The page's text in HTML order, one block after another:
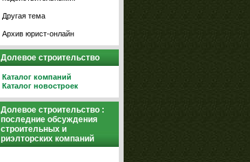
Другая тема
Архив юрист-онлайн
Долевое строительство
Каталог компаний
Каталог новостроек
Долевое строительство :
последние обсуждения
строительных и
риэлторских компаний